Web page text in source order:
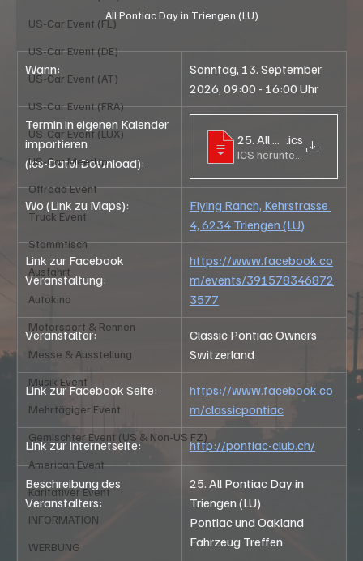
US-Car Event (FL)
US-Car Event (DE)
US-Car Event (AT)
US-Car Event (FRA)
US-Car Event (LUX)
US-Car MeetUp
Offroad Event
Truck Event
Stammtisch
Ausfahrt
Autokino
Motorsport & Rennen
Messe & Ausstellung
Musik Event
Mehrtägiger Event
Gemischter Event (US & Non-US FZ)
American Event
Karitativer Event
INFORMATION
WERBUNG
All Pontiac Day in Triengen (LU)
Wann:
Sonntag, 13. September
2026, 09:00 - 16:00 Uhr
Termin in eigenen Kalender
importieren
(ics-Datei Download):
25. All Pontiac Day in
.ics
ICS herunterladen • 42KB
Wo (Link zu Maps):
Flying Ranch, Kehrstrasse
4, 6234 Triengen (LU)
Link zur Facebook
Veranstaltung:
https://www.facebook.co
m/events/391578346872
3577
Veranstalter:
Classic Pontiac Owners
Switzerland
Link zur Facebook Seite:
https://www.facebook.co
m/classicpontiac
Link zur Internetseite: http://pontiac-club.ch/
Beschreibung des
Veranstalters:
25. All Pontiac Day in
Triengen (LU)
Pontiac und Oakland
Fahrzeug Treffen